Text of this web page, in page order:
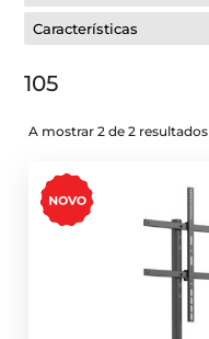
Características
105
A mostrar 2 de 2 resultados